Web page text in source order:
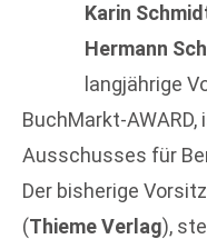
Karin
Hermann
langjährige
BuchMarkt-
Ausschusses für
Der bisherige
(Thieme Verlag),